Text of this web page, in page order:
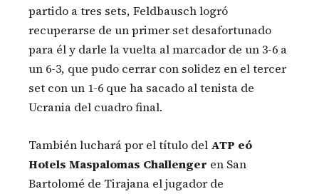
partido a tres sets, Feldbausch logró
recuperarse de un primer set desafortunado
para él y darle la vuelta al marcador de un 3-6 a
un 6-3, que pudo cerrar con solidez en el tercer
set con un 1-6 que ha sacado al tenista de
Ucrania del cuadro final.
También luchará por el título del ATP eó
Hotels Maspalomas Challenger en San
Bartolomé de Tirajana el jugador de